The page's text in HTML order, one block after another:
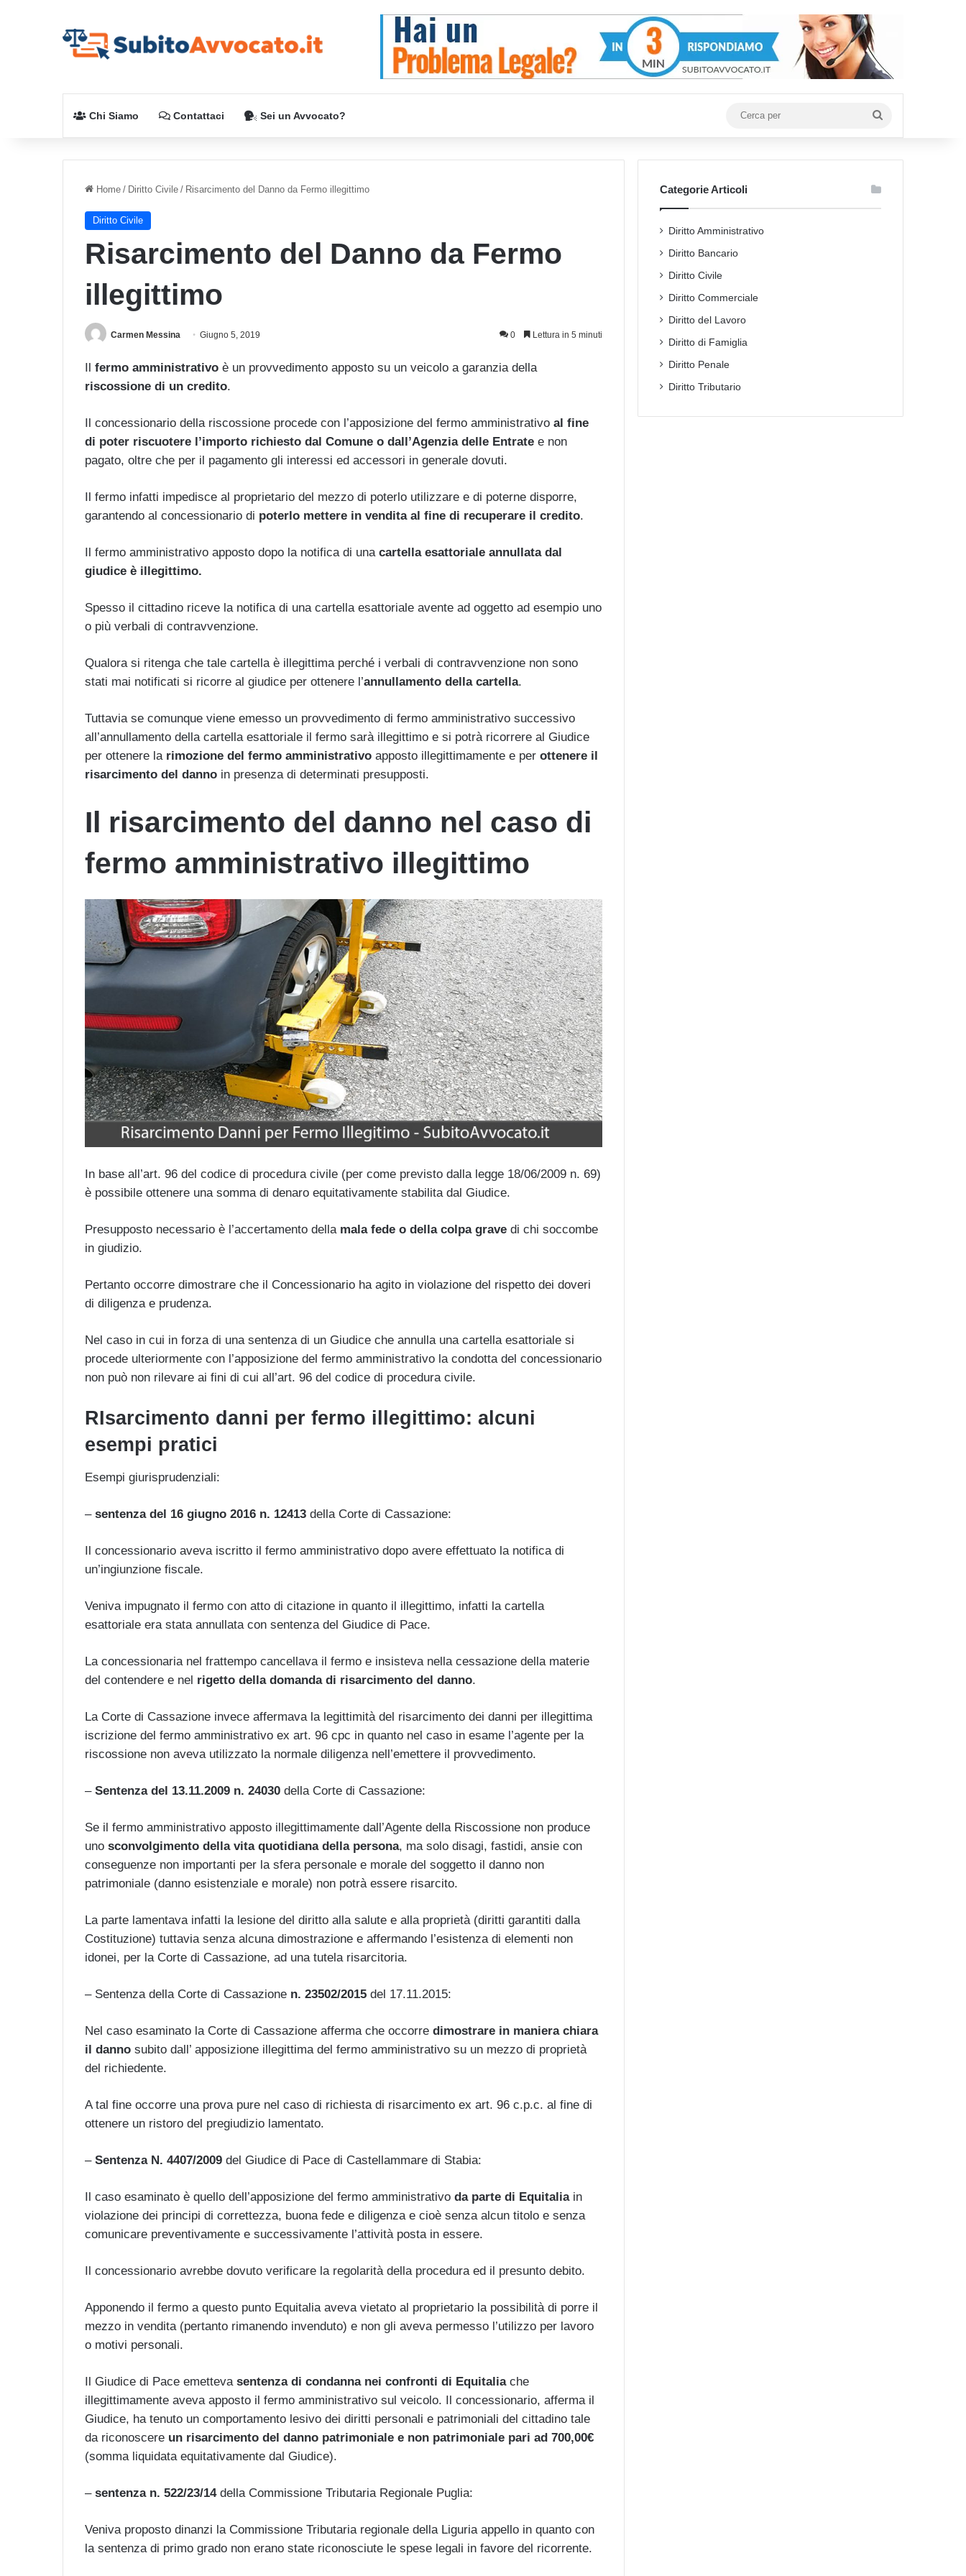
Chi Siamo Contattaci Sei un Avvocato?
per
Home / Diritto Civile / Risarcimento del Danno da Fermo illegittimo
Diritto Civile
Risarcimento del Danno da Fermo
illegittimo
Carmen Messina Giugno 5, 2019 0 Lettura in 5 minuti
fermo amministrativo è un provvedimento apposto su un veicolo a garanzia della
riscossione di un credito.
Il concessionario della riscossione procede con l’apposizione del fermo amministrativo al fine
di poter riscuotere l’importo richiesto dal Comune o dall’Agenzia delle Entrate e non
pagato, oltre che per il pagamento gli interessi ed accessori in generale dovuti.
Il fermo infatti impedisce al proprietario del mezzo di poterlo utilizzare e di poterne disporre,
garantendo al concessionario di poterlo mettere in vendita al fine di recuperare il credito.
Il fermo amministrativo apposto dopo la notifica di una cartella esattoriale annullata dal
giudice è illegittimo.
Spesso il cittadino riceve la notifica di una cartella esattoriale avente ad oggetto ad esempio uno
o più verbali di contravvenzione.
Qualora si ritenga che tale cartella è illegittima perché i verbali di contravvenzione non sono
stati mai notificati si ricorre al giudice per ottenere l’annullamento della cartella.
Tuttavia se comunque viene emesso un provvedimento di fermo amministrativo successivo
all’annullamento della cartella esattoriale il fermo sarà illegittimo e si potrà ricorrere al Giudice
per ottenere la rimozione del fermo amministrativo apposto illegittimamente e per ottenere il
risarcimento del danno in presenza di determinati presupposti.
Il risarcimento del danno nel caso di
fermo amministrativo illegittimo
In base all’art. 96 del codice di procedura civile (per come previsto dalla legge 18/06/2009 n. 69)
è possibile ottenere una somma di denaro equitativamente stabilita dal Giudice.
Presupposto necessario è l’accertamento della mala fede o della colpa grave di chi soccombe
in giudizio.
Pertanto occorre dimostrare che il Concessionario ha agito in violazione del rispetto dei doveri
di diligenza e prudenza.
Nel caso in cui in forza di una sentenza di un Giudice che annulla una cartella esattoriale si
procede ulteriormente con l’apposizione del fermo amministrativo la condotta del concessionario
non può non rilevare ai fini di cui all’art. 96 del codice di procedura civile.
RIsarcimento danni per fermo illegittimo: alcuni
esempi pratici
Esempi giurisprudenziali:
– sentenza del 16 giugno 2016 n. 12413 della Corte di Cassazione:
Il concessionario aveva iscritto il fermo amministrativo dopo avere effettuato la notifica di
un’ingiunzione fiscale.
Veniva impugnato il fermo con atto di citazione in quanto il illegittimo, infatti la cartella
esattoriale era stata annullata con sentenza del Giudice di Pace.
La concessionaria nel frattempo cancellava il fermo e insisteva nella cessazione della materie
del contendere e nel rigetto della domanda di risarcimento del danno.
La Corte di Cassazione invece affermava la legittimità del risarcimento dei danni per illegittima
iscrizione del fermo amministrativo ex art. 96 cpc in quanto nel caso in esame l’agente per la
riscossione non aveva utilizzato la normale diligenza nell’emettere il provvedimento.
– Sentenza del 13.11.2009 n. 24030 della Corte di Cassazione:
Se il fermo amministrativo apposto illegittimamente dall’Agente della Riscossione non produce
uno sconvolgimento della vita quotidiana della persona, ma solo disagi, fastidi, ansie con
conseguenze non importanti per la sfera personale e morale del soggetto il danno non
patrimoniale (danno esistenziale e morale) non potrà essere risarcito.
La parte lamentava infatti la lesione del diritto alla salute e alla proprietà (diritti garantiti dalla
Costituzione) tuttavia senza alcuna dimostrazione e affermando l’esistenza di elementi non
idonei, per la Corte di Cassazione, ad una tutela risarcitoria.
– Sentenza della Corte di Cassazione n. 23502/2015 del 17.11.2015:
Nel caso esaminato la Corte di Cassazione afferma che occorre dimostrare in maniera chiara
il danno subito dall’ apposizione illegittima del fermo amministrativo su un mezzo di proprietà
del richiedente.
A tal fine occorre una prova pure nel caso di richiesta di risarcimento ex art. 96 c.p.c. al fine di
ottenere un ristoro del pregiudizio lamentato.
– Sentenza N. 4407/2009 del Giudice di Pace di Castellammare di Stabia:
Il caso esaminato è quello dell’apposizione del fermo amministrativo da parte di Equitaliain
violazione dei principi di correttezza, buona fede e diligenza e cioè senza alcun titolo e senza
comunicare preventivamente e successivamente l’attività posta in essere.
Il concessionario avrebbe dovuto verificare la regolarità della procedura ed il presunto debito.
Apponendo il fermo a questo punto Equitalia aveva vietato al proprietario la possibilità di porre il
mezzo in vendita (pertanto rimanendo invenduto) e non gli aveva permesso l’utilizzo per lavoro
o motivi personali.
Il Giudice di Pace emetteva sentenza di condanna nei confronti di Equitaliache
illegittimamente aveva apposto il fermo amministrativo sul veicolo. Il concessionario, afferma il
Giudice, ha tenuto un comportamento lesivo dei diritti personali e patrimoniali del cittadino tale
da riconoscere un risarcimento del danno patrimoniale e non patrimoniale pari ad 700,00€
(somma liquidata equitativamente dal Giudice).
– sentenza n. 522/23/14della Commissione Tributaria Regionale Puglia:
Veniva proposto dinanzi la Commissione Tributaria regionale della Liguria appello in quanto con
la sentenza di primo grado non erano state riconosciute le spese legali in favore del ricorrente.
Categorie Articoli
Diritto Amministrativo
Diritto Bancario
Diritto Civile
Diritto Commerciale
Diritto del Lavoro
Diritto di Famiglia
Diritto Penale
Diritto Tributario